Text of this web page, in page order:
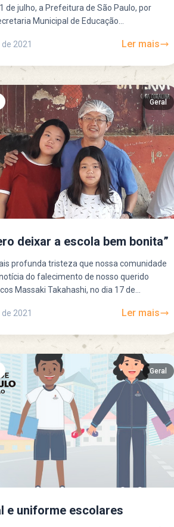
de julho, a Prefeitura de São Paulo, por
Municipal de Educação...
2021 Ler mais
Geral
deixar a escola bem bonita”
profunda tristeza que nossa comunidade
do falecimento de nosso querido
Massaki Takahashi, no dia 17 de...
2021 Ler mais
Geral
e uniforme escolares